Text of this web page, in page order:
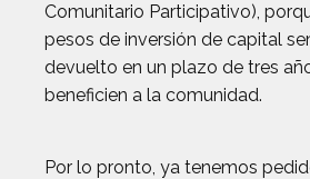
Comunitario Participativo),
pesos de inversión de capital
devuelto en un plazo de tres
beneficien a la comunidad.
Por lo pronto, ya tenemos